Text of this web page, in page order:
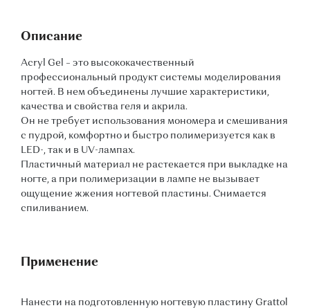
Описание
Acryl Gel – это высококачественный
профессиональный продукт системы моделирования
ногтей. В нем объединены лучшие характеристики,
качества и свойства геля и акрила.
Он не требует использования мономера и смешивания
с пудрой, комфортно и быстро полимеризуется как в
LED-, так и в UV-лампах.
Пластичный материал не растекается при выкладке на
ногте, а при полимеризации в лампе не вызывает
ощущение жжения ногтевой пластины. Снимается
спиливанием.
Применение
Нанести на подготовленную ногтевую пластину Grattol